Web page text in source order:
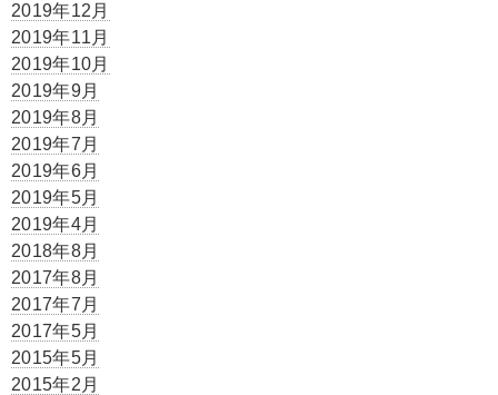
2019年12月
2019年11月
2019年10月
2019年9月
2019年8月
2019年7月
2019年6月
2019年5月
2019年4月
2018年8月
2017年8月
2017年7月
2017年5月
2015年5月
2015年2月